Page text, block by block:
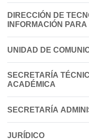
DIRECCIÓN DE
INFORMACIÓN
UNIDAD DE
SECRETARÍA
ACADÉMICA
SECRETARÍA
JURÍDICO